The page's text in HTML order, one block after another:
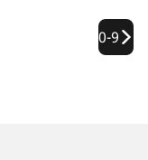
0-9